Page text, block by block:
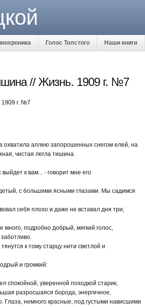
Голос Толстого Наши книги
// Жизнь. 1909 г. №7
1909 г. №7
аллею запорошенных снегом елей, на
чистая легла тишина.
к вам... - говорит мне его
с большими ясными глазами. Мы садимся
себя плохо и даже не вставал дня три;
много, подробно добрый, мягкий голос,
к тому старцу нити светлой и
и громкий:
спокойной, уверенной походкой старик,
разросшаяся борода, энергичное,
немного красные, под густыми нависшими